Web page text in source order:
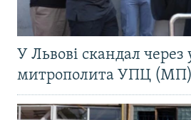
У Львові скандал через
митрополита УПЦ (МП)